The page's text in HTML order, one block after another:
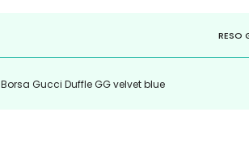
PAGA A RATE CON
ISCRIVITI ALLA NEWSLETTER PER
RESO
Borsa Gucci Duffle GG velvet blue